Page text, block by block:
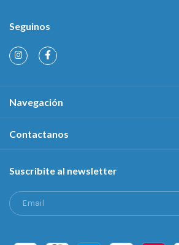
Seguinos
Navegación
Contactanos
Suscribite al newsletter